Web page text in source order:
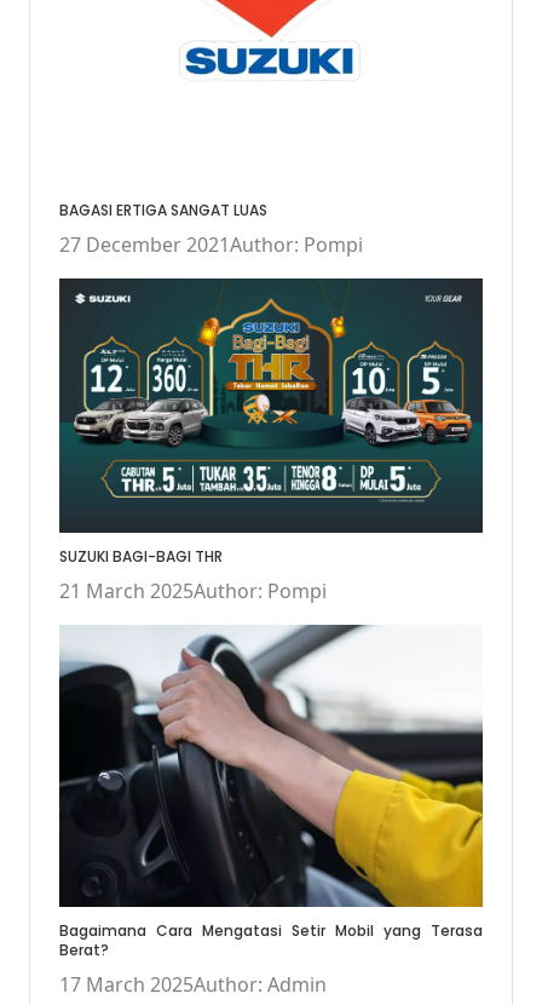
BAGASI ERTIGA SANGAT LUAS
27 December 2021Author: Pompi
SUZUKI BAGI-BAGI THR
21 March 2025Author: Pompi
Bagaimana Cara Mengatasi Setir Mobil yang Terasa
Berat?
17 March 2025Author: Admin